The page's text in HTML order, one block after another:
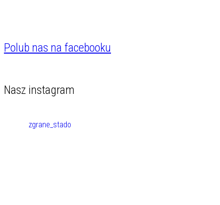
Polub nas na facebooku
Nasz instagram
zgrane_stado